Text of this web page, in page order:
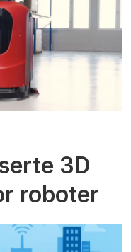
3D
roboter